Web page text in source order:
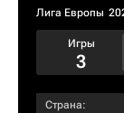
Лига Европы
Игры
3
Страна: